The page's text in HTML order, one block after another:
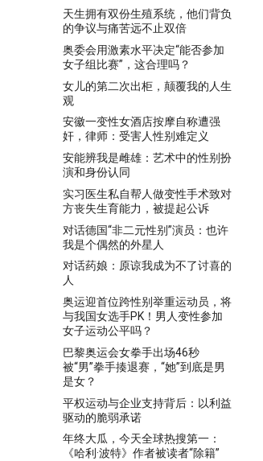
天生拥有双份生殖系统，他们背负
的争议与痛苦远不止双倍
奥委会用激素水平决定“能否参加
女子组比赛”，这合理吗？
女儿的第二次出柜，颠覆我的人生
观
安徽一变性女酒店按摩自称遭强
奸，律师：受害人性别难定义
安能辨我是雌雄：艺术中的性别扮
演和身份认同
实习医生私自帮人做变性手术致对
方丧失生育能力，被提起公诉
对话德国“非二元性别”演员：也许
我是个偶然的外星人
对话药娘：原谅我成为不了讨喜的
人
奥运迎首位跨性别举重运动员，将
与我国女选手PK！男人变性参加
女子运动公平吗？
巴黎奥运会女拳手出场46秒
被“男”拳手揍退赛，“她”到底是男
是女？
平权运动与企业支持背后：以利益
驱动的脆弱承诺
年终大瓜，今天全球热搜第一：
《哈利·波特》作者被读者“除籍”